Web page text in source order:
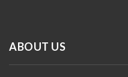
ABOUT US